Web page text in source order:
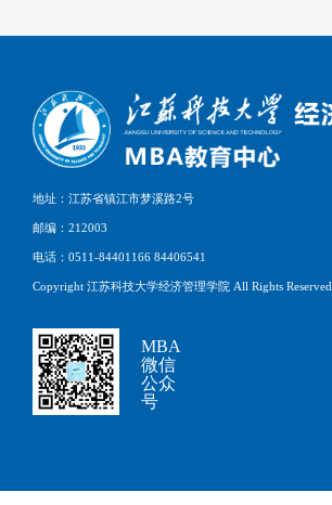
地址：江苏省镇江市梦溪路2号
邮编：212003
电话：0511-84401166 84406541
Copyright 江苏科技大学经济管理学院 All Rights Reserved.
MBA
微信
公众
号